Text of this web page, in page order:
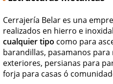
Cerrajería Belar es una
realizados en hierro e
cualquier tipo como para
barandillas, pasamanos
exteriores, persianas para
forja para casas ó